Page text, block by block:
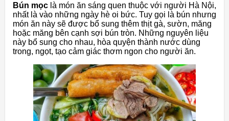
Bún mọc là món ăn sáng quen thuộc với người Hà Nội,
nhất là vào những ngày hè oi bức. Tuy gọi là bún nhưng
món ăn này sẽ được bổ sung thêm thịt gà, sườn, măng
hoặc măng bên cạnh sợi bún tròn. Những nguyên liệu
này bổ sung cho nhau, hòa quyện thành nước dùng
trong, ngọt, tạo cảm giác thơm ngon cho người ăn.